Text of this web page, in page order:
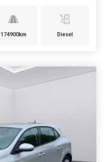
174900km Diesel